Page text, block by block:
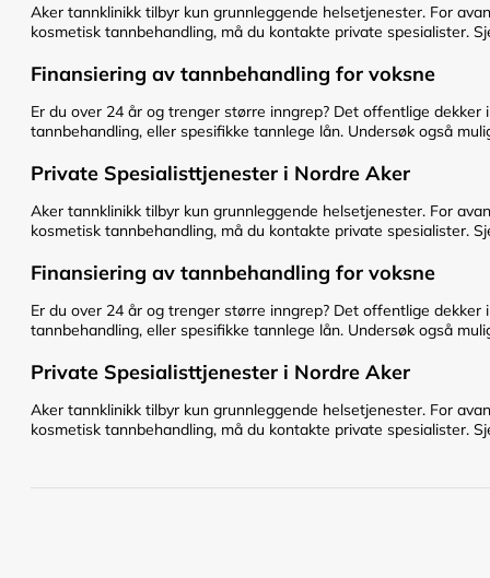
Aker tannklinikk tilbyr kun grunnleggende helsetjenester. For
kosmetisk tannbehandling, må du kontakte private spesialister.
Finansiering av tannbehandling for voksne
Er du over 24 år og trenger større inngrep? Det offentlige
tannbehandling, eller spesifikke tannlege lån. Undersøk også
Private Spesialisttjenester i Nordre Aker
Aker tannklinikk tilbyr kun grunnleggende helsetjenester. For
kosmetisk tannbehandling, må du kontakte private spesialister.
Finansiering av tannbehandling for voksne
Er du over 24 år og trenger større inngrep? Det offentlige
tannbehandling, eller spesifikke tannlege lån. Undersøk også
Private Spesialisttjenester i Nordre Aker
Aker tannklinikk tilbyr kun grunnleggende helsetjenester. For
kosmetisk tannbehandling, må du kontakte private spesialister.